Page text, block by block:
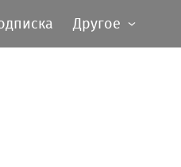
Другое